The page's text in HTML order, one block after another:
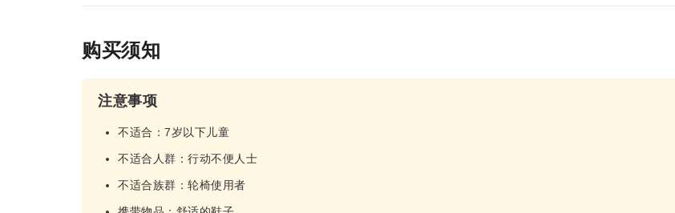
购买须知
注意事项
不适合：7岁以下儿童
不适合人群：行动不便人士
不适合族群：轮椅使用者